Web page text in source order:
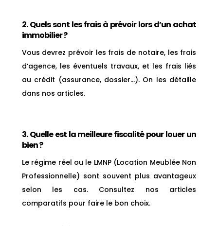
2. Quels sont les frais à prévoir lors d’un achat
immobilier ?
Vous devrez prévoir les frais de notaire, les frais
d’agence, les éventuels travaux, et les frais liés
au crédit (assurance, dossier…). On les détaille
dans nos articles.
3. Quelle est la meilleure fiscalité pour louer un
bien ?
Le régime réel ou le LMNP (Location Meublée Non
Professionnelle) sont souvent plus avantageux
selon les cas. Consultez nos articles
comparatifs pour faire le bon choix.